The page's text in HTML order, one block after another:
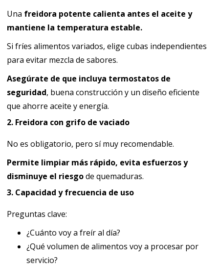
Una freidora potente calienta antes el aceite y
mantiene la temperatura estable.
Si fríes alimentos variados, elige cubas independientes
para evitar mezcla de sabores.
Asegúrate de que incluya termostatos de
seguridad, buena construcción y un diseño eficiente
que ahorre aceite y energía.
2. Freidora con grifo de vaciado
No es obligatorio, pero sí muy recomendable.
Permite limpiar más rápido, evita esfuerzos y
disminuye el riesgode quemaduras.
3. Capacidad y frecuencia de uso
Preguntas clave:
¿Cuánto voy a freír al día?
¿Qué volumen de alimentos voy a procesar por
servicio?